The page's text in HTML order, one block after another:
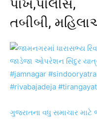
પાખ,પોલીસ,
તબીબી,
ગુજરાતના વધુ સમાચાર માટે